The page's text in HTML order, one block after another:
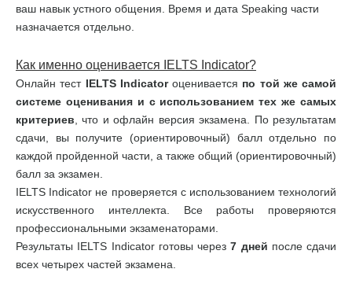
ваш навык устного общения. Время и дата Speaking части
назначается отдельно.
Как именно оценивается IELTS Indicator?
Онлайн тест IELTS Indicatorоценивается по той же самой
системе оценивания и с использованием тех же самых
критериев , что и офлайн версия экзамена. По результатам
сдачи, вы получите (ориентировочный) балл отдельно по
каждой пройденной части, а также общий (ориентировочный)
балл за экзамен.
IELTS Indicator не проверяется с использованием технологий
искусственного интеллекта. Все работы проверяются
профессиональными экзаменаторами.
Результаты IELTS Indicator готовы через7 дней после сдачи
всех четырех частей экзамена.